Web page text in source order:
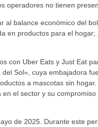
operadores no tienen
al balance económico del
en productos para el hogar;
con Uber Eats y Just Eat
Sol», cuya embajadora
a mascotas sin
el sector y su compromiso
de 2025. Durante este